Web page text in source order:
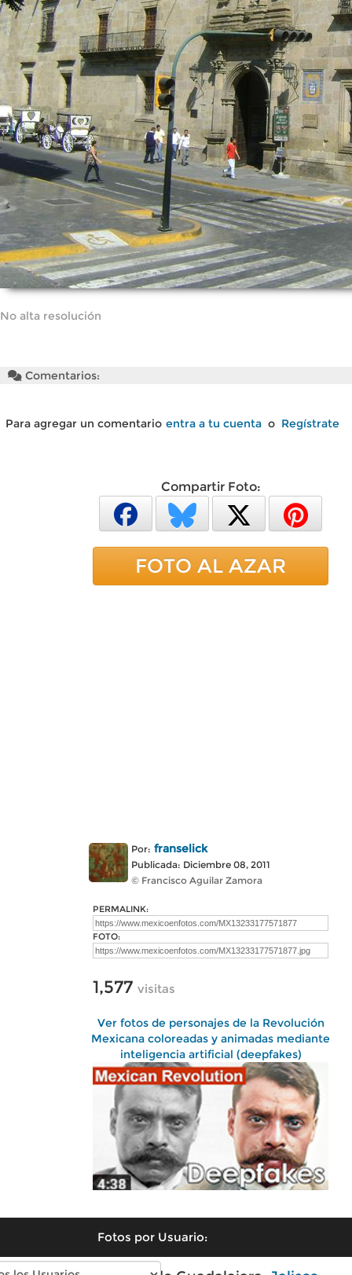
No alta resolución
Comentarios:
Para agregar un comentario entra a tu cuenta o Regístrate
Compartir Foto:
FOTO AL AZAR
Por: franselick
Publicada: Diciembre 08, 2011
© Francisco Aguilar Zamora
PERMALINK:
FOTO:
1,577 visitas
Ver fotos de personajes de la Revolución
Mexicana coloreadas y animadas mediante
inteligencia artificial (deepfakes)
Fotos por Usuario: